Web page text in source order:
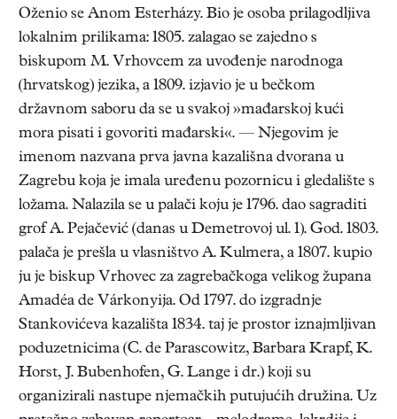
Oženio se Anom Esterházy. Bio je osoba prilagodljiva
lokalnim prilikama: 1805. zalagao se zajedno s
biskupom M. Vrhovcem za uvođenje narodnoga
(hrvatskog) jezika, a 1809. izjavio je u bečkom
državnom saboru da se u svakoj »mađarskoj kući
mora pisati i govoriti mađarski«. — Njegovim je
imenom nazvana prva javna kazališna dvorana u
Zagrebu koja je imala uređenu pozornicu i gledalište s
ložama. Nalazila se u palači koju je 1796. dao sagraditi
grof A. Pejačević (danas u Demetrovoj ul. 1). God. 1803.
palača je prešla u vlasništvo A. Kulmera, a 1807. kupio
ju je biskup Vrhovec za zagrebačkoga velikog župana
Amadéa de Várkonyija. Od 1797. do izgradnje
Stankovićeva kazališta 1834. taj je prostor iznajmljivan
poduzetnicima (C. de Parascowitz, Barbara Krapf, K.
Horst, J. Bubenhofen, G. Lange i dr.) koji su
organizirali nastupe njemačkih putujućih družina. Uz